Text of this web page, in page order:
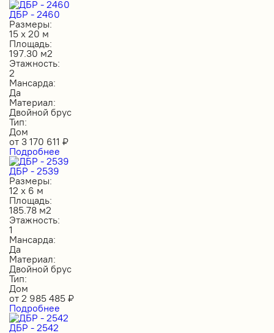
ДБР - 2460
Размеры:
15 х 20 м
Площадь:
197.30 м2
Этажность:
2
Мансарда:
Да
Материал:
Двойной брус
Тип:
Дом
от 3 170 611 ₽
Подробнее
ДБР - 2539
Размеры:
12 х 6 м
Площадь:
185.78 м2
Этажность:
1
Мансарда:
Да
Материал:
Двойной брус
Тип:
Дом
от 2 985 485 ₽
Подробнее
ДБР - 2542